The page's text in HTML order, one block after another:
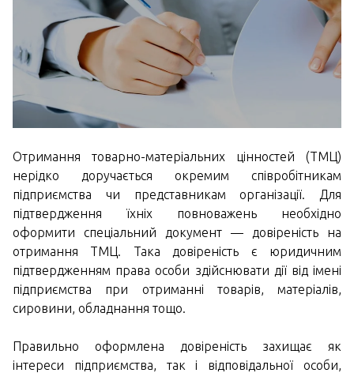
Отримання товарно-матеріальних цінностей (ТМЦ)
нерідко доручається окремим співробітникам
підприємства чи представникам організації. Для
підтвердження їхніх повноважень необхідно
оформити спеціальний документ — довіреність на
отримання ТМЦ. Така довіреність є юридичним
підтвердженням права особи здійснювати дії від імені
підприємства при отриманні товарів, матеріалів,
сировини, обладнання тощо.
Правильно оформлена довіреність захищає як
інтереси підприємства, так і відповідальної особи,